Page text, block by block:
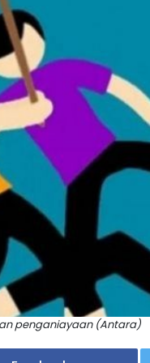
penganiayaan (Antara)